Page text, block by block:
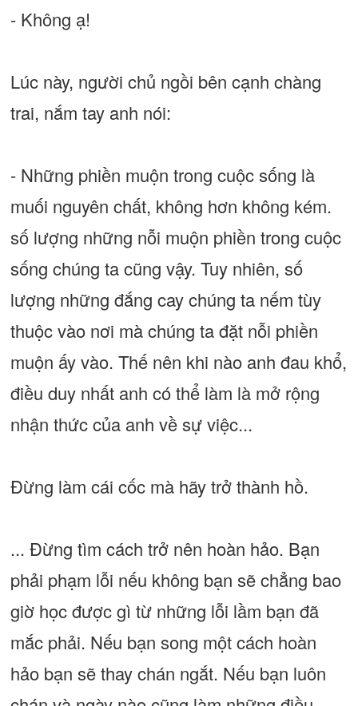
- Không ạ!
Lúc này, người chủ ngồi bên cạnh chàng
trai, nắm tay anh nói:
- Những phiền muộn trong cuộc sống là
muối nguyên chất, không hơn không kém.
số lượng những nỗi muộn phiền trong cuộc
sống chúng ta cũng vậy. Tuy nhiên, số
lượng những đắng cay chúng ta nếm tùy
thuộc vào nơi mà chúng ta đặt nỗi phiền
muộn ấy vào. Thế nên khi nào anh đau khổ,
điều duy nhất anh có thể làm là mở rộng
nhận thức của anh về sự việc...
Đừng làm cái cốc mà hãy trở thành hồ.
... Đừng tìm cách trở nên hoàn hảo. Bạn
phải phạm lỗi nếu không bạn sẽ chẳng bao
giờ học được gì từ những lỗi lầm bạn đã
mắc phải. Nếu bạn song một cách hoàn
hảo bạn sẽ thay chán ngắt. Nếu bạn luôn